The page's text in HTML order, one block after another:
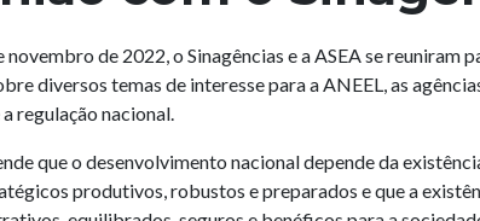
novembro de 2022, o Sinagências e a ASEA se reuniram
diversos temas de interesse para a ANEEL, as
regulação nacional.
que o desenvolvimento nacional depende da
produtivos, robustos e preparados e que a